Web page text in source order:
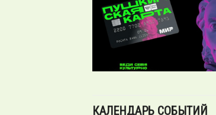
КАЛЕНДАРЬ СОБЫТИЙ